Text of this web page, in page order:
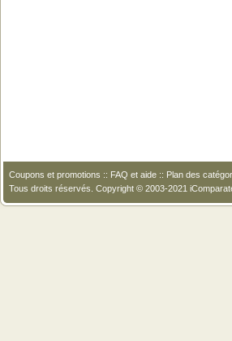
Coupons et promotions :: FAQ et aide :: Plan des
Tous droits réservés. Copyright © 2003-2021